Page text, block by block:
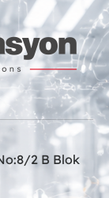
2 B Blok